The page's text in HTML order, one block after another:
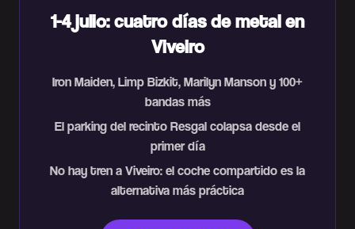
1-4 julio: cuatro días de metal en
Viveiro
Iron Maiden, Limp Bizkit, Marilyn Manson y 100+
bandas más
El parking del recinto Resgal colapsa desde el
primer día
No hay tren a Viveiro: el coche compartido es la
alternativa más práctica